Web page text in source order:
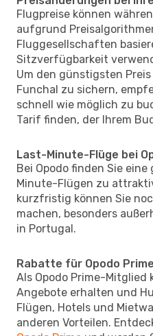
Flugpreise können
aufgrund
Fluggesellschaften
Sitzverfügbarkeit
Um den günstigsten
Funchal zu sichern,
schnell wie möglich zu
Tarif finden, der Ihrem
Last-Minute-Flüge bei
Bei Opodo finden Sie
Minute-Flügen zu
kurzfristig können Sie
machen, besonders
in Portugal.
Rabatte für Opodo
Als Opodo Prime-Mitglied
Angebote erhalten und
Flügen, Hotels und
anderen Vorteilen.